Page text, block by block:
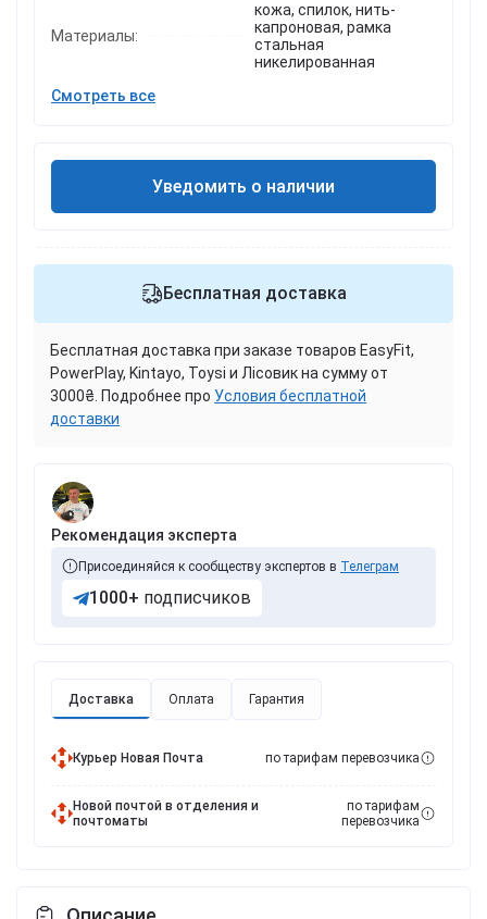
Материалы:
кожа, спилок, нить-
капроновая, рамка
стальная
никелированная
Смотреть все
Доставка Оплата Гарантия
Курьер Новая Почта по тарифам перевозчика
Новой почтой в отделения и
почтоматы
по тарифам
перевозчика
Уведомить о наличии
Бесплатная доставка
Бесплатная доставка при заказе товаров EasyFit,
PowerPlay, Kintayo, Toysi и Лісовик на сумму от
3000₴. Подробнее про Условия бесплатной
доставки
Рекомендация эксперта
Присоединяйся к сообществу экспертов в Телеграм
1000+ подписчиков